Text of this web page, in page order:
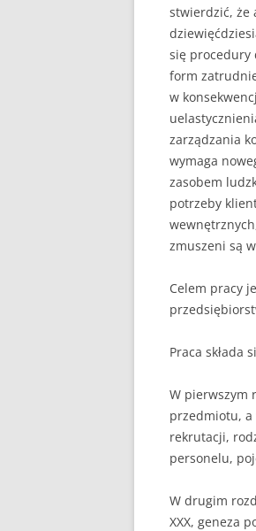
stwierdzić, że
się procedury
form
w
zarządzania
wymaga
zaso­bem
potrzeby
zmuszeni są
Celem pracy
Praca składa
W pierwszym
przedmiotu,
rekrutacji,
personelu,
W drugim
XXX, geneza